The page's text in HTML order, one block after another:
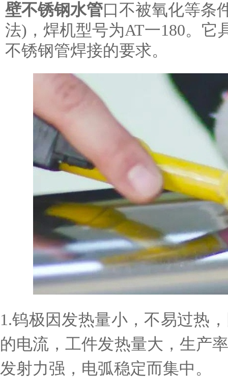
壁不锈钢水管口不被氧化等条
法)，焊机型号为AT一180。
不锈钢管焊接的要求。
1.钨极因发热量小，不易过热
的电流，工件发热量大，生产
发射力强，电弧稳定而集中。